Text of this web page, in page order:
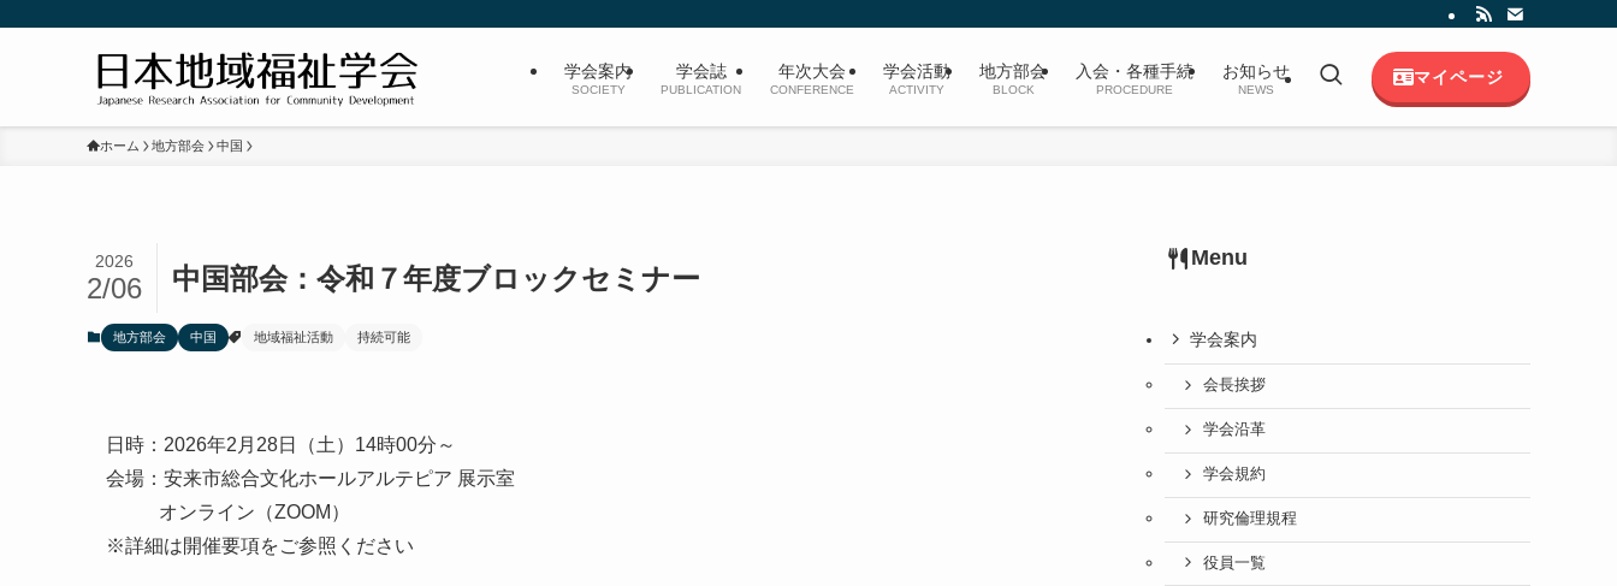
学会案内
SOCIETY
学会誌
PUBLICATION
年次大会
CONFERENCE
学会活動
ACTIVITY
地方部会
BLOCK
入会・各種手続
PROCEDURE
お知らせ
NEWS
マイページ
ホーム 地方部会 中国
中国部会：令和７年度ブロックセミナー
2026
2/06
地方部会 中国 地域福祉活動 持続可能
日時：2026年2月28日（土）14時00分～
会場：安来市総合文化ホールアルテピア 展示室
オンライン（ZOOM）
※詳細は開催要項をご参照ください
Menu
学会案内
会長挨拶
学会沿革
学会規約
研究倫理規程
役員一覧